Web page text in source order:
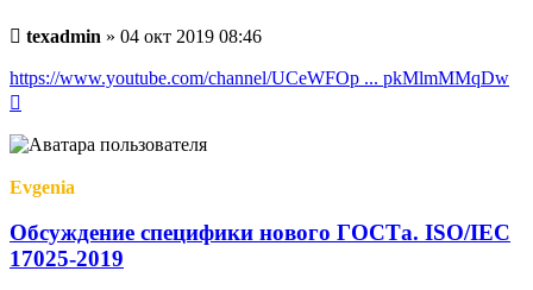
Непрочитанное
texadmin » 04 окт 2019 08:46
https://www.youtube.com/channel/UCeWFOp ... pkMlmMMqDw
началу
Evgenia
Обсуждение специфики нового ГОСТа. ISO/IEC
17025-2019